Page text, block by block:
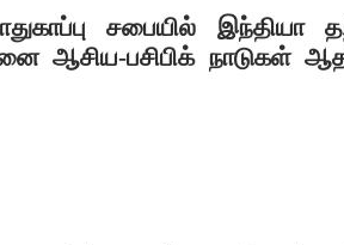
சபையில் இந்தியா
ஆசிய-பசிபிக் நாடுகள்